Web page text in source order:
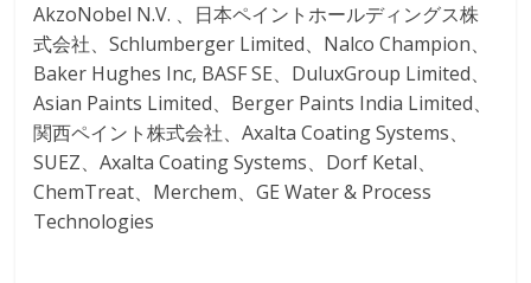
AkzoNobel N.V. 、日本ペイントホールディングス株
式会社、Schlumberger Limited、Nalco Champion、
Baker Hughes Inc, BASF SE、DuluxGroup Limited、
Asian Paints Limited、Berger Paints India Limited、
関西ペイント株式会社、Axalta Coating Systems、
SUEZ、Axalta Coating Systems、Dorf Ketal、
ChemTreat、Merchem、GE Water & Process
Technologies